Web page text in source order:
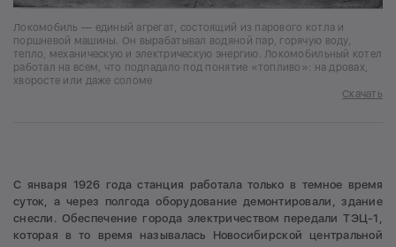
Локомобиль — единый агрегат, состоящий из парового котла и
поршневой машины. Он вырабатывал водяной пар, горячую воду,
тепло, механическую и электрическую энергию. Локомобильный котел
работал на всем, что подпадало под понятие «топливо»: на дровах,
хворосте или даже соломе
Скачать
С января 1926 года станция работала только в темное время
суток, а через полгода оборудование демонтировали, здание
снесли. Обеспечение города электричеством передали ТЭЦ-1,
которая в то время называлась Новосибирской центральной